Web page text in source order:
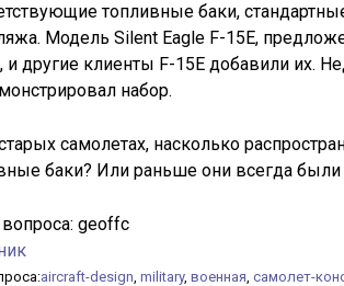
топливные баки,
Модель Silent Eagle F-15E,
и другие клиенты F-15E добавили их.
набор.
самолетах, насколько
баки? Или раньше они всегда
geoffc
aircraft-design, military, военная, самолет-